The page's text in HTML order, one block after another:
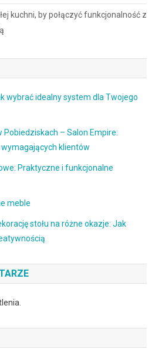
kuchni, by połączyć funkcjonalność z
wybrać idealny system dla Twojego
Pobiedziskach – Salon Empire:
klientów
Praktyczne i funkcjonalne
meble
stołu na różne okazje: Jak